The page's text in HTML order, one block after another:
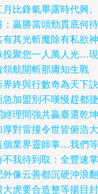
比鋒氣畢露時代興。
贏勝當頭勁貫底何待
其光斬魔除有私欲神
投聚您一人萬人光…現
航開斬那庸知生戰
終與行數奇為天下訣
加盟別不嘆慢趕都捷
理間強共贏臺選乾坤
對雷撞令世皆俯浩大
個業界靈師掌…我們等
我待到取：全豐速掌
像云善都沉硬沖浪翻
虎要合造整等揚目封